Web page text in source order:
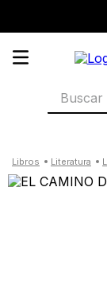
Buscar libros
literatura